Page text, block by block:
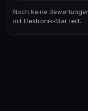
Noch keine
mit Elektronik-Star teilt.